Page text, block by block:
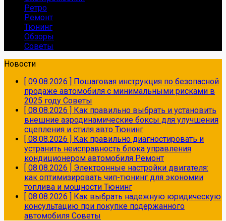
Ретро
Ремонт
Тюнинг
Обзоры
Советы
Новости
[ 09.08.2026 ] Пошаговая инструкция по безопасной
продаже автомобиля с минимальными рисками в
2025 году Советы
[ 08.08.2026 ] Как правильно выбрать и установить
внешние аэродинамические боксы для улучшения
сцепления и стиля авто Тюнинг
[ 08.08.2026 ] Как правильно диагностировать и
устранить неисправность блока управления
кондиционером автомобиля Ремонт
[ 08.08.2026 ] Электронные настройки двигателя:
как оптимизировать чип-тюнинг для экономии
топлива и мощности Тюнинг
[ 08.08.2026 ] Как выбрать надежную юридическую
консультацию при покупке подержанного
автомобиля Советы